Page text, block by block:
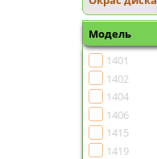
Модель
1401
1402
1404
1406
1415
1419